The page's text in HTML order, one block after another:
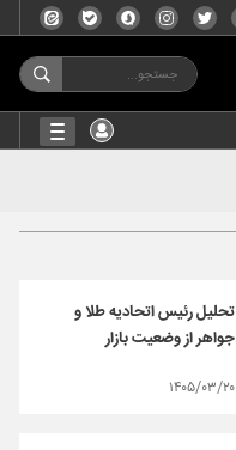
تحلیل رئیس اتحادیه طلا و
جواهر از وضعیت بازار
۱۴۰۵/۰۳/۲۰